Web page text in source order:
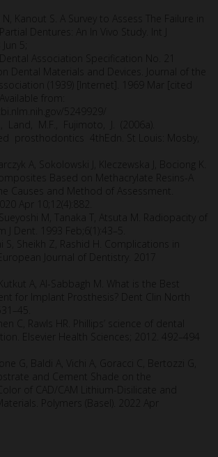
N, Kanout S. A Survey to Assess The Failure in
Dentures: An In Vivo Study. Int J
5;
Association Specification No. 21
Dental Materials and Devices. Journal of the
(1939) [Internet]. 1969 Mar [cited
from:
5249929/
Land, M.F., Fujimoto, J. (2006a).
prosthodontics 4thEdn. St Louis: Mosby,
A, Sokolowski J, Kleczewska J, Bociong K.
Based on Methacrylate Resins-A
Causes and Method of Assessment.
Apr 10;12(4):882.
M, Tanaka T, Atsuta M. Radiopacity of
J Dent. 1993 Feb;6(1):43–5.
S, Sheikh Z, Rashid H. Complications in
Journal of Dentistry. 2017
A, Al-Sabbagh M. What is the Best
for Implant Prosthesis? Dent Clin North
C, Rawls HR. Phillips’ science of dental
Elsevier Health Sciences; 2012. 492–494
G, Baldi A, Vichi A, Goracci C, Bertozzi G,
and Cement Shade on the
of CAD/CAM Lithium-Disilicate and
Polymers (Basel). 2022 Apr